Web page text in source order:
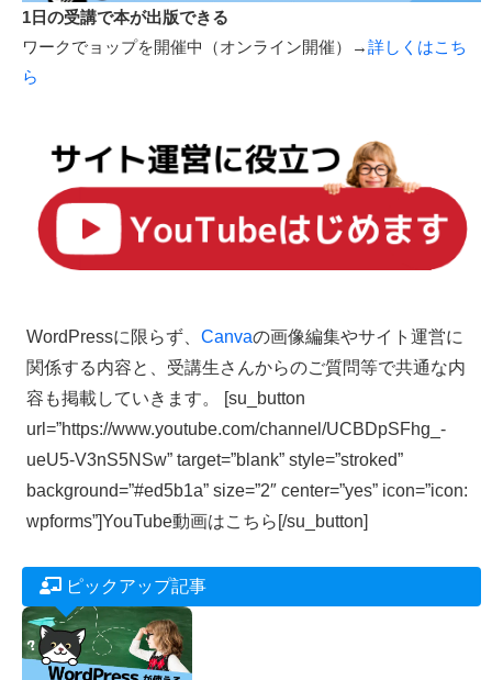
1日の受講で本が出版できる
ワークでョップを開催中（オンライン開催）→詳しくはこち
ら
WordPressに限らず、 Canvaの画像編集やサイト運営に
関係する内容と、受講生さんからのご質問等で共通な内
容も掲載していきます。 [su_button
url=”https://www.youtube.com/channel/UCBDpSFhg_-
ueU5-V3nS5NSw” target=”blank” style=”stroked”
background=”#ed5b1a” size=”2″ center=”yes” icon=”icon:
wpforms”]YouTube動画はこちら[/su_button]
ピックアップ記事